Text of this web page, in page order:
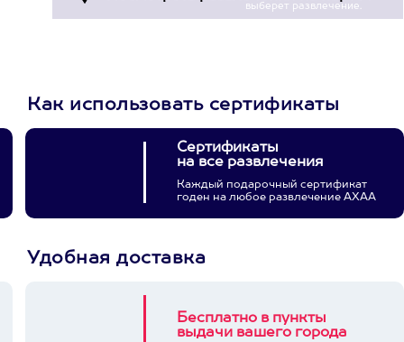
выберет развлечение.
Как использовать сертификаты
Сертификаты
на все развлечения
Каждый подарочный сертификат
годен на любое развлечение АХАА
Удобная доставка
Бесплатно в пункты
выдачи вашего города